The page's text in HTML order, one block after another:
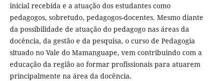
inicial recebida e a atuação dos estudantes como
pedagogos, sobretudo, pedagogos-docentes. Mesmo diante
da possibilidade de atuação do pedagogo nas áreas da
docência, da gestão e da pesquisa, o curso de Pedagogia
situado no Vale do Mamanguape, vem contribuindo com a
educação da região ao formar profissionais para atuarem
principalmente na área da docência.